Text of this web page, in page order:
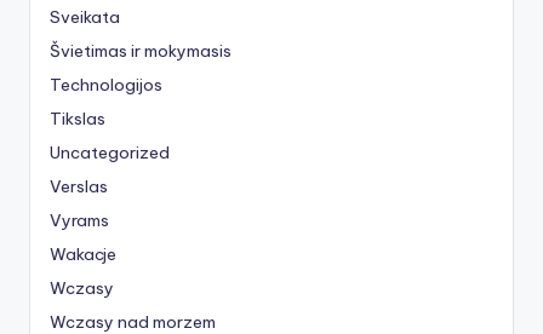
Sveikata
Švietimas ir mokymasis
Technologijos
Tikslas
Uncategorized
Verslas
Vyrams
Wakacje
Wczasy
Wczasy nad morzem